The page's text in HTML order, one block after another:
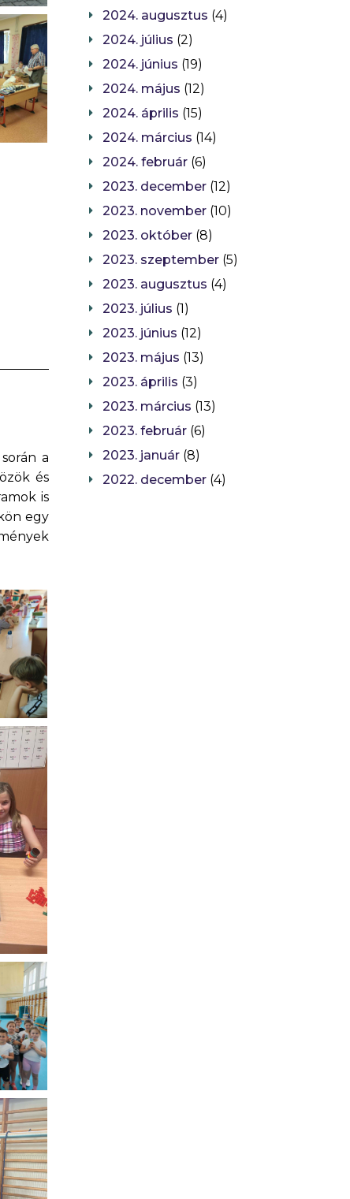
a
és
is
egy
2024. augusztus (4)
2024. július (2)
2024. június (19)
2024. május (12)
2024. április (15)
2024. március (14)
2024. február (6)
2023. december (12)
2023. november (10)
2023. október (8)
2023. szeptember (5)
2023. augusztus (4)
2023. július (1)
2023. június (12)
2023. május (13)
2023. április (3)
2023. március (13)
2023. február (6)
2023. január (8)
2022. december (4)